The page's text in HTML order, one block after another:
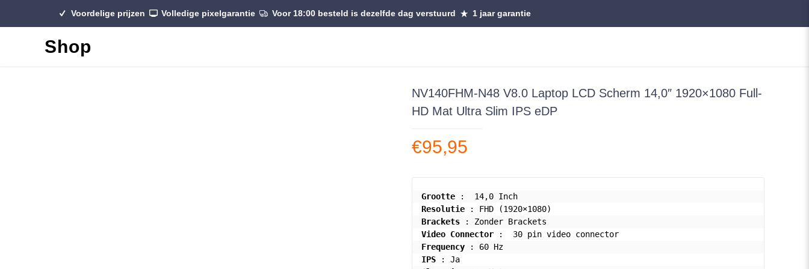
Voordelige prijzen Volledige pixelgarantie Voor 18:00 besteld is dezelfde dag verstuurd 1 jaar garantie
Shop
NV140FHM-N48 V8.0 Laptop LCD Scherm 14,0″ 1920×1080 Full-
HD Mat Ultra Slim IPS eDP
€95,95
Grootte
Resolutie
Brackets
Video Connector
Frequency
IPS